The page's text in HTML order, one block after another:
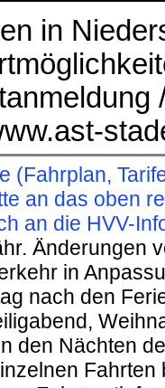
in
(Fahrplan,
an das oben
an die HVV-
Änderungen
in
nach den
den Nächten